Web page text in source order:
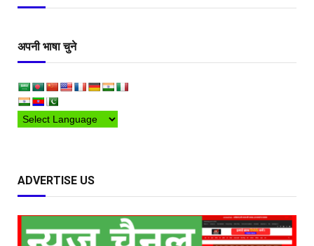
अपनी भाषा चुने
ADVERTISE US